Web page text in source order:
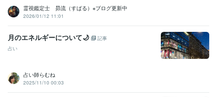
霊視鑑定士 昴流（すばる）※ブログ更新中
2026/01/12 11:01
月のエネルギーについて🌙
記事
占い
占い師らむね
2025/11/10 00:03